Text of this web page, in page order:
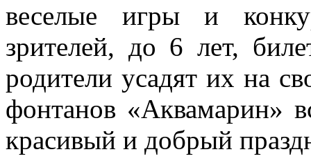
веселые игры и
зрителей, до 6 лет,
родители усадят их на
фонтанов «Аквамарин»
красивый и добрый